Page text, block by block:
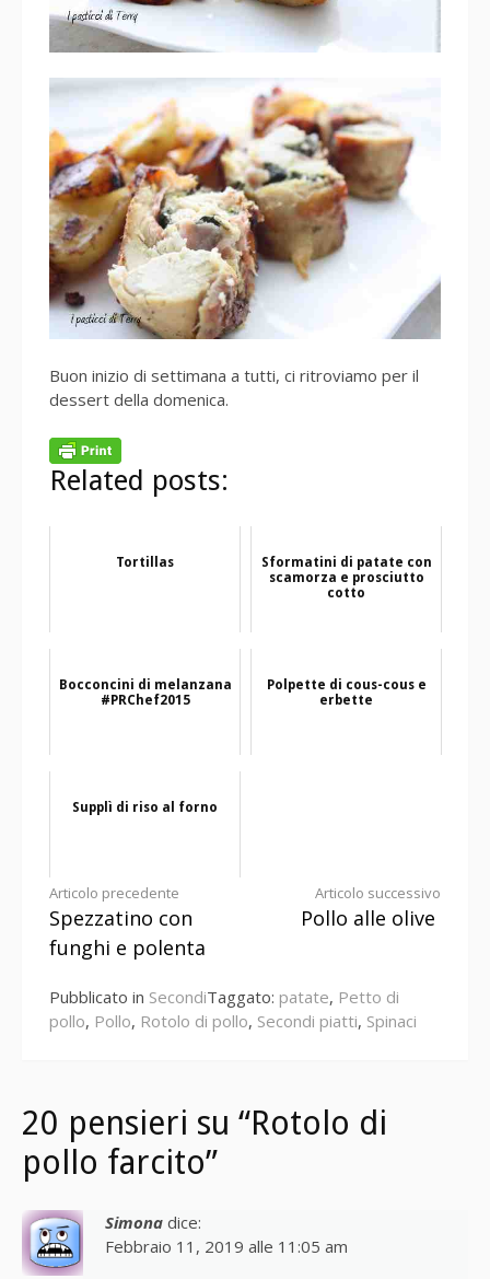
Buon inizio di settimana a tutti, ci ritroviamo per il
dessert della domenica.
Related posts:
Tortillas
Sformatini di patate con
scamorza e prosciutto
cotto
Bocconcini di melanzana
#PRChef2015
Polpette di cous-cous e
erbette
Supplì di riso al forno
Continua
a
Articolo precedente
Spezzatino con
funghi e polenta
Articolo successivo
Pollo alle olive
Pubblicato in SecondiTaggato: patate, Petto di
pollo, Pollo, Rotolo di pollo, Secondi piatti, Spinaci
20 pensieri su “Rotolo di
pollo farcito”
Simona dice:
Febbraio 11, 2019 alle 11:05 am